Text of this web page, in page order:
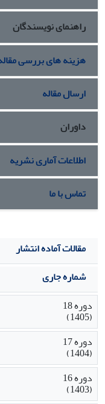
راهنمای نویسندگان
هزینه های بررسی
ارسال مقاله
داوران
اطلاعات آماری نشریه
تماس با ما
مقالات آماده انتشار
شماره جاری
دوره 18
(1405)
دوره 17
(1404)
دوره 16
(1403)